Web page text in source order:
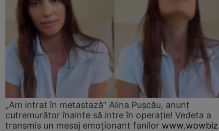
„Am intrat în metastază” Alina Pușcău, anunț
cutremurător înainte să intre în operație! Vedeta a
transmis un mesaj emoționant fanilor